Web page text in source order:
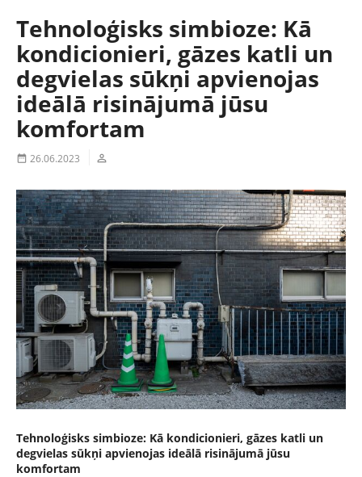
Tehnoloģisks simbioze: Kā
kondicionieri, gāzes katli un
degvielas sūkņi apvienojas
ideālā risinājumā jūsu
komfortam
 26.06.2023 
Tehnoloģisks simbioze: Kā kondicionieri, gāzes katli un
degvielas sūkņi apvienojas ideālā risinājumā jūsu
komfortam